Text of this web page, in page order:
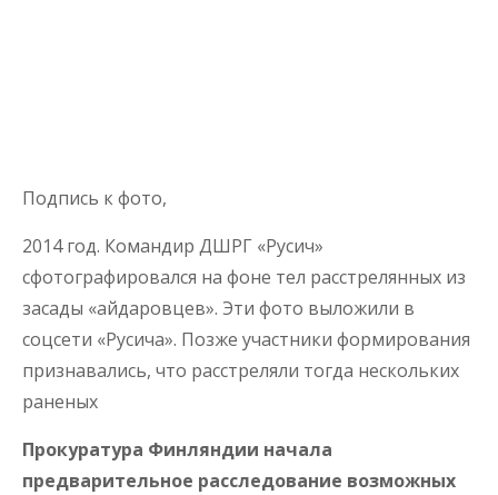
Подпись к фото,
2014 год. Командир ДШРГ «Русич»
сфотографировался на фоне тел расстрелянных из
засады «айдаровцев». Эти фото выложили в
соцсети «Русича». Позже участники формирования
признавались, что расстреляли тогда нескольких
раненых
Прокуратура Финляндии начала
предварительное расследование возможных